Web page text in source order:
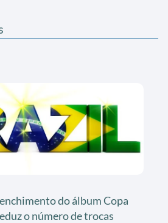
do álbum Copa
o número de trocas